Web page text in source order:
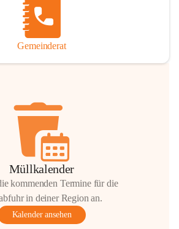
Gemeinderat
Müllkalender
kommenden Termine für die
in deiner Region an.
Kalender ansehen